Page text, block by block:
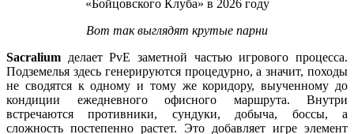
Вот так выглядят крутые парни
Sacralium делает PvE заметной частью игрового процесса.
Подземелья здесь генерируются процедурно, а значит, походы
не сводятся к одному и тому же коридору, выученному до
кондиции ежедневного офисного маршрута. Внутри
встречаются противники, сундуки, добыча, боссы, а
сложность постепенно растет. Это добавляет игре элемент